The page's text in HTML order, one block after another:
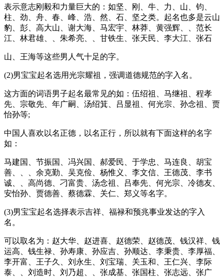
表示意志刚毅和力量巨大的：如坚、刚、牛、力、山、钧、
柱、劲、舟、春、峰、浩、然、石、坚之类。起名也多是云山
豹、彭、高大山、谢大海、马宏宇、林莽、黄强辉、、范长
江、林君雄、、朱希亮、、甘铁生、张天民、李大江、张石
山、王海等这些男人气十足的字。
(2)男宝宝起名选用光宗耀祖，强调道德规范的字入名。
这方面的词语男子起名最常见的如：伍绍祖、马继祖、程孝
先、宗敬先、年广嗣、汤绍箕、吕显祖、何光宗、孙念祖、贾
怡孙等;
中国人喜欢以名正德，以名正行，所以就有下面这样的名字
如：
马建国、节振国、冯兴国、郝爱民、于学忠、马连良、胡宝
善、、、余克勤、吴克俭、杨惟义、李文信、王德茂、李书
诚、、高尚德、刁富贵、汤念祖、吕奉先、何光宗、冷德友、
安怡孙、贾德善、蔡德霖、关仁、郑义等名字。
(3)男宝宝起名选择表示吉祥、福禄和预兆事业发达的字入
名。
可以取名为：赵大华、赵进喜、赵德荣、赵德茂、钱汉祥、钱
运高、钱生禄、孙寿康、孙应吉、孙顺达、李秉贵、李厚福、
李开富、王子久、刘永生、刘宝瑞、关玉和、王仁兴、李际
泰、、刘造时、刘乃超、、张成基、张国柱、张志远、张广